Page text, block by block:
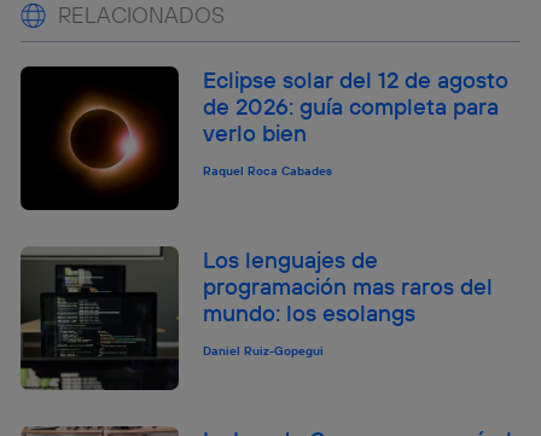
RELACIONADOS
Eclipse solar del 12 de agosto
de 2026: guía completa para
verlo bien
Raquel Roca Cabades
Los lenguajes de
programación mas raros del
mundo: los esolangs
Daniel Ruiz-Gopegui